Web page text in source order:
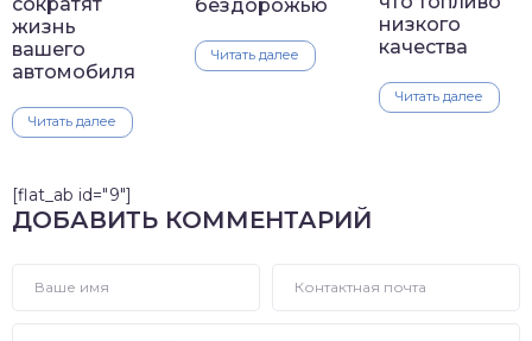
жизнь
вашего
автомобиля
Читать далее
бездорожью
Читать далее
низкого
качества
Читать далее
[flat_ab id="9"]
ДОБАВИТЬ КОММЕНТАРИЙ